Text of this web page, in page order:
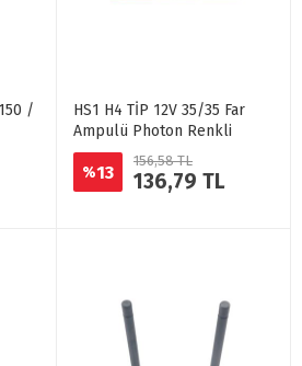
/
HS1 H4 TİP 12V 35/35 Far
Ampulü Photon Renkli
%13
156,58 TL
136,79 TL